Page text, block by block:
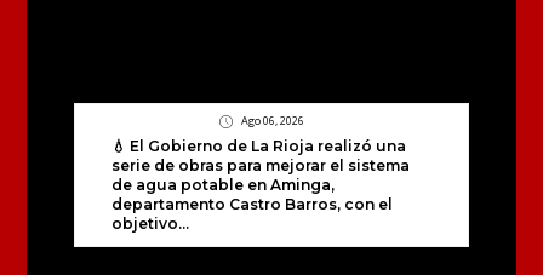
Ago 06, 2026
💧 El Gobierno de La Rioja realizó una
serie de obras para mejorar el sistema
de agua potable en Aminga,
departamento Castro Barros, con el
objetivo...